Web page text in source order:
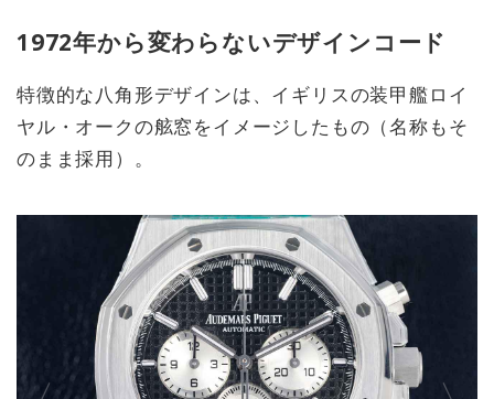
1972年から変わらないデザインコード
特徴的な八角形デザインは、イギリスの装甲艦ロイ
ヤル・オークの舷窓をイメージしたもの（名称もそ
のまま採用）。